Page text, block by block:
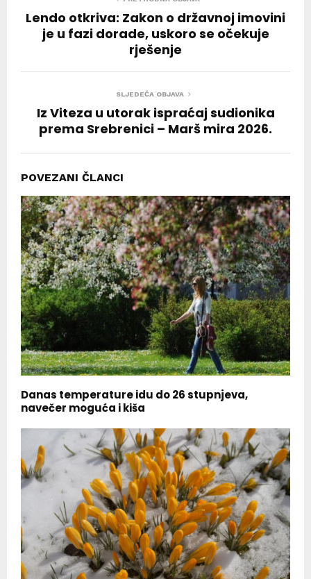
Lendo otkriva: Zakon o državnoj imovini
je u fazi dorade, uskoro se očekuje
rješenje
SLJEDEĆA OBJAVA
Iz Viteza u utorak ispraćaj sudionika
prema Srebrenici – Marš mira 2026.
POVEZANI ČLANCI
Danas temperature idu do 26 stupnjeva,
navečer moguća i kiša